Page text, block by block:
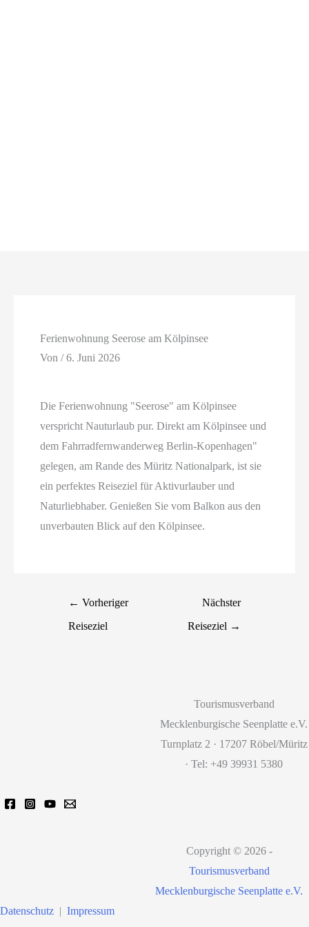
Ferienwohnung Seerose am Kölpinsee
Von/6. Juni 2026
Die Ferienwohnung "Seerose" am Kölpinsee
verspricht Nauturlaub pur. Direkt am Kölpinsee und
dem Fahrradfernwanderweg Berlin-Kopenhagen"
gelegen, am Rande des Müritz Nationalpark, ist sie
ein perfektes Reiseziel für Aktivurlauber und
Naturliebhaber. Genießen Sie vom Balkon aus den
unverbauten Blick auf den Kölpinsee.
← Vorheriger
Reiseziel
Nächster
Reiseziel →
Tourismusverband
Mecklenburgische Seenplatte e.V.
Turnplatz 2 · 17207 Röbel/Müritz
· Tel: +49 39931 5380
Copyright © 2026 -
Tourismusverband
Mecklenburgische Seenplatte e.V.
Datenschutz | Impressum